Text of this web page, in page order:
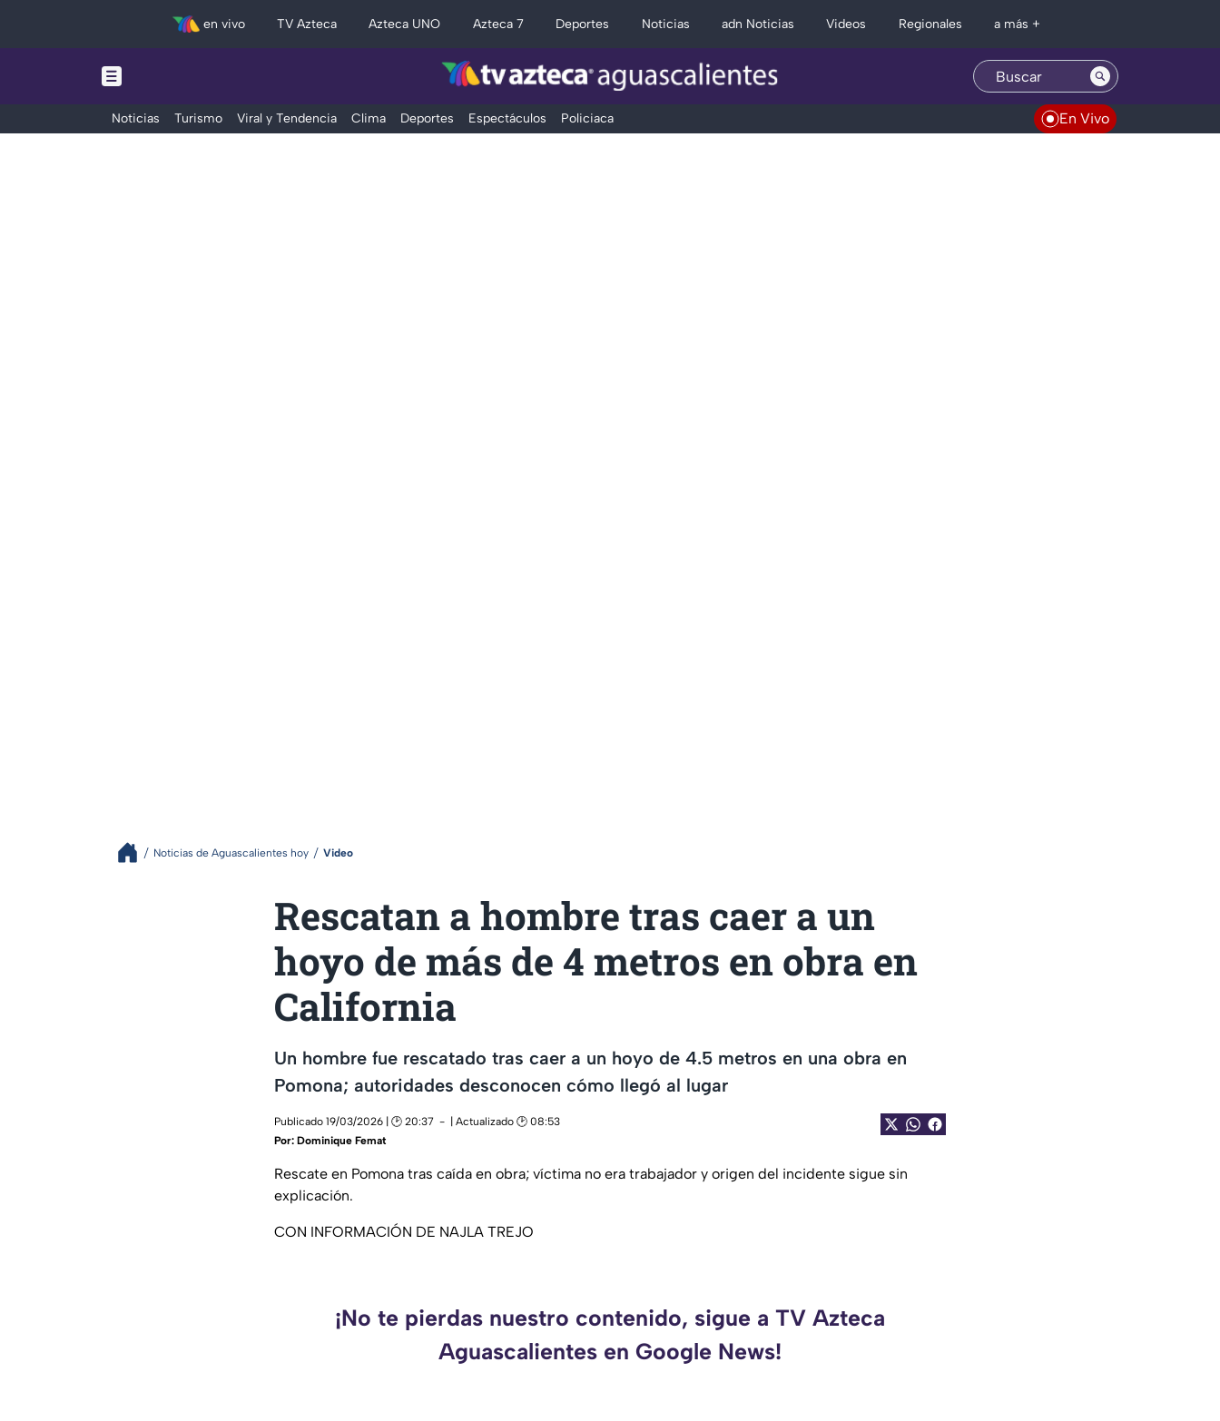
en vivo TV Azteca Azteca UNO Azteca 7 Deportes Noticias adn Noticias Videos Regionales a más +
Noticias Turismo Viral y Tendencia Clima Deportes Espectáculos Policiaca En Vivo
Noticias de Aguascalientes hoy Video
Rescatan a hombre tras caer a un
hoyo de más de 4 metros en obra en
California
Un hombre fue rescatado tras caer a un hoyo de 4.5 metros en una obra en
Pomona; autoridades desconocen cómo llegó al lugar
Publicado 19/03/2026 | 🕑 20:37
| Actualizado 🕑 08:53
Por: Dominique Femat
Rescate en Pomona tras caída en obra; víctima no era trabajador y origen del incidente sigue sin
explicación.
CON INFORMACIÓN DE NAJLA TREJO
¡No te pierdas nuestro contenido, sigue a TV Azteca
Aguascalientes en Google News!